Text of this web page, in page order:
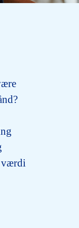
værdi